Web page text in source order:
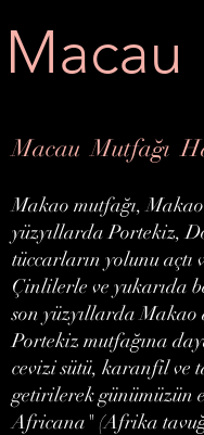
Macau Mutfağı
Makao mutfağı,
yüzyıllarda Portekiz,
tüccarların yolunu
Çinlilerle ve yukarıda
son yüzyıllarda
Portekiz mutfağına
cevizi sütü, karanfil ve
getirilerek günümüzün
Africana" (Afrika